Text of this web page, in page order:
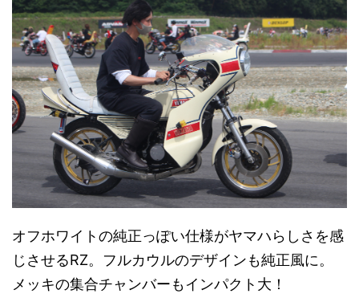
オフホワイトの純正っぽい仕様がヤマハらしさを感
じさせるRZ。フルカウルのデザインも純正風に。
メッキの集合チャンバーもインパクト大！